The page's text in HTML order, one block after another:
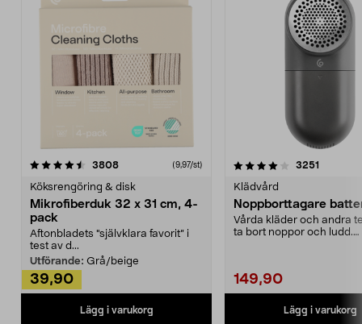
3808recensioner (9,97/st)
Köksrengöring & disk
Mikrofiberduk 32 x 31 cm, 4-
pack
Aftonbladets "självklara favorit” i
test av d...
Utförande: Grå/beige
39,90
Lägg i varukorg
4.0av 5 stjärnor 3251
Klädvård
Noppborttagare
Vårda kläder och andra
ta bort noppor och ludd.
149,90
Lägg i varukorg
4.5av 5 stjärnor